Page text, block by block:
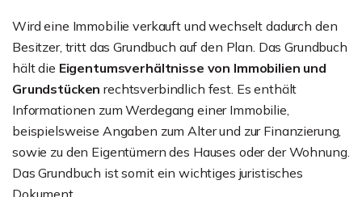
Wird eine Immobilie verkauft und wechselt dadurch den
Besitzer, tritt das Grundbuch auf den Plan. Das Grundbuch
hält die Eigentumsverhältnisse von Immobilien und
Grundstücken rechtsverbindlich fest. Es enthält
Informationen zum Werdegang einer Immobilie,
beispielsweise Angaben zum Alter und zur Finanzierung,
sowie zu den Eigentümern des Hauses oder der Wohnung.
Das Grundbuch ist somit ein wichtiges juristisches
Dokument.